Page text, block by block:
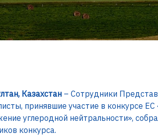
Казахстан – Сотрудники
принявшие участие в конкурсе
углеродной нейтральности»,
конкурса.